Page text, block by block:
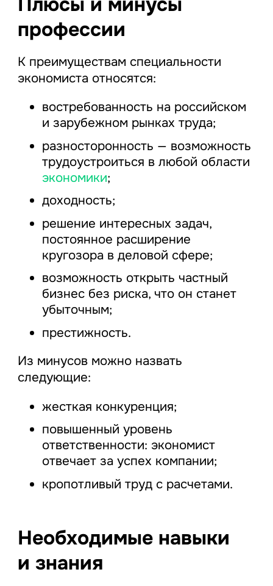
профессии
К преимуществам специальности
экономиста относятся:
востребованность на российском
и зарубежном рынках труда;
разносторонность — возможность
трудоустроиться в любой области
экономики;
доходность;
решение интересных задач,
постоянное расширение
кругозора в деловой сфере;
возможность открыть частный
бизнес без риска, что он станет
убыточным;
престижность.
Из минусов можно назвать
следующие:
жесткая конкуренция;
повышенный уровень
ответственности: экономист
отвечает за успех компании;
кропотливый труд с расчетами.
Необходимые навыки
и знания